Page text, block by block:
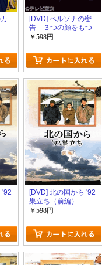
[DVD] ペルソナの密
告 ３つの顔をもつ
容疑者
￥598円
'92
[DVD] 北の国から '92
巣立ち（前編）
￥598円